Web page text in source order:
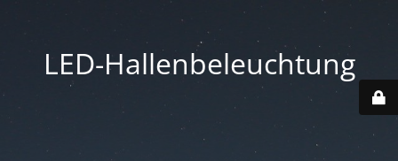
LED-Hallenbeleuchtung